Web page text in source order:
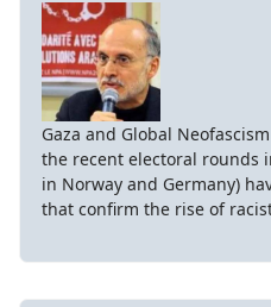
Gaza and Global
the recent electoral rounds
in Norway and Germany)
that confirm the rise of